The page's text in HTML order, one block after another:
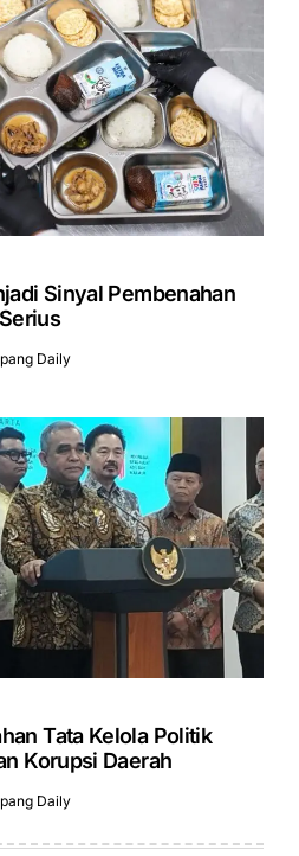
Sinyal Pembenahan
Daily
Tata Kelola Politik
Korupsi Daerah
Daily